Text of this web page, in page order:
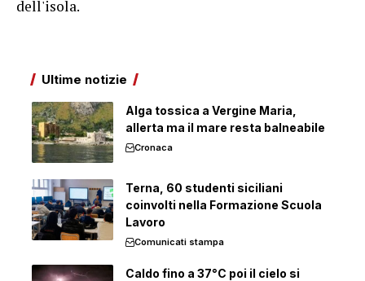
dell'isola.
Ultime notizie
Alga tossica a Vergine Maria,
allerta ma il mare resta balneabile
Cronaca
Terna, 60 studenti siciliani
coinvolti nella Formazione Scuola
Lavoro
Comunicati stampa
Caldo fino a 37°C poi il cielo si